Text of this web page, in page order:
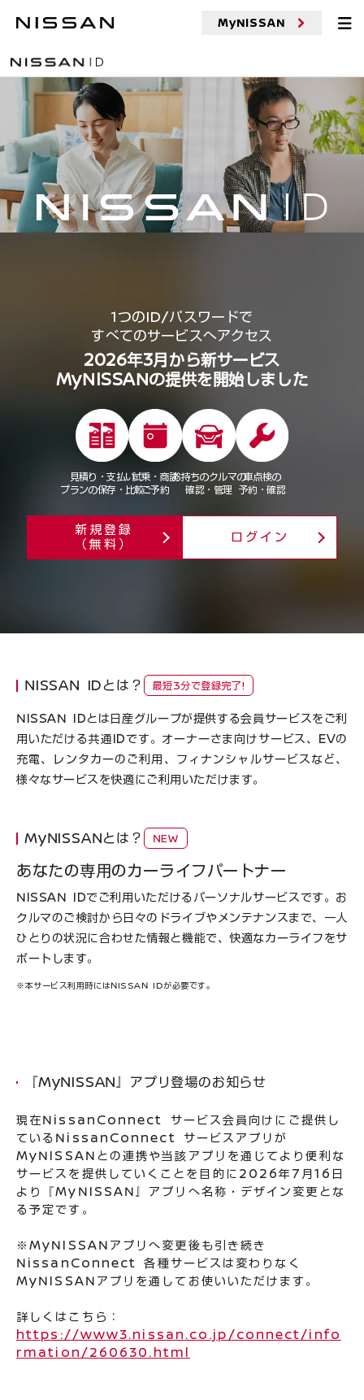
MyNISSAN
1つのID/パスワードで
すべてのサービスへアクセス
2026年3月から新サービス
MyNISSANの提供を開始しました
見積り・支払い
プランの保存・比較
試乗・商談
ご予約
お持ちのクルマの
確認・管理
車点検の
予約・確認
新規登録
（無料）
ログイン
NISSAN IDとは？ 最短3分で登録完了!
NISSAN IDとは日産グループが提供する会員サービスをご利
用いただける共通IDです。オーナーさま向けサービス、EVの
充電、レンタカーのご利用、フィナンシャルサービスなど、
様々なサービスを快適にご利用いただけます。
MyNISSANとは？ NEW
あなたの専用のカーライフパートナー
NISSAN IDでご利用いただけるパーソナルサービスです。お
クルマのご検討から日々のドライブやメンテナンスまで、一人
ひとりの状況に合わせた情報と機能で、快適なカーライフをサ
ポートします。
※本サービス利用時にはNISSAN IDが必要です。
『MyNISSAN』アプリ登場のお知らせ
現在NissanConnect サービス会員向けにご提供し
ているNissanConnect サービスアプリが
MyNISSANとの連携や当該アプリを通じてより便利な
サービスを提供していくことを目的に2026年7月16日
より『MyNISSAN』アプリへ名称・デザイン変更とな
る予定です。
※MyNISSANアプリへ変更後も引き続き
NissanConnect 各種サービスは変わりなく
MyNISSANアプリを通してお使いいただけます。
詳しくはこちら：
https://www3.nissan.co.jp/connect/info
rmation/260630.html